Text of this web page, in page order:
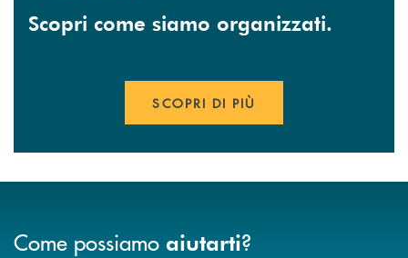
Scopri come siamo organizzati.
SCOPRI DI PIÙ
Come possiamo aiutarti?